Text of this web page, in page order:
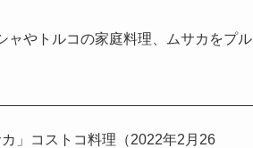
ャやトルコの家庭料理、ムサカをプル
」コストコ料理（2022年2月26